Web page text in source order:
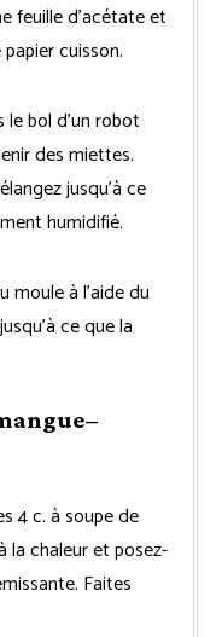
feuille d’acétate et
cuisson.
bol d’un robot
des miettes.
jusqu’à ce
humidifié.
moule à l’aide du
ce que la
4 c. à soupe de
la chaleur et posez-
Faites